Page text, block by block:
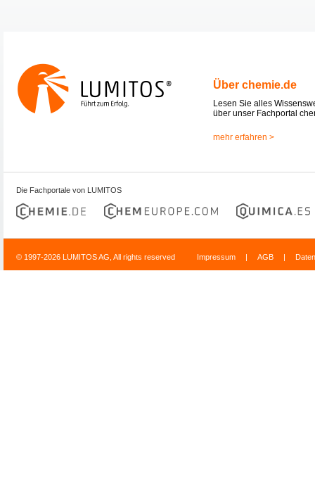
Über chemie.de
Lesen Sie alles
über unser Fachportal
mehr erfahren >
Die Fachportale von LUMITOS
© 1997-2026 LUMITOS AG, All rights reserved Impressum | AGB |